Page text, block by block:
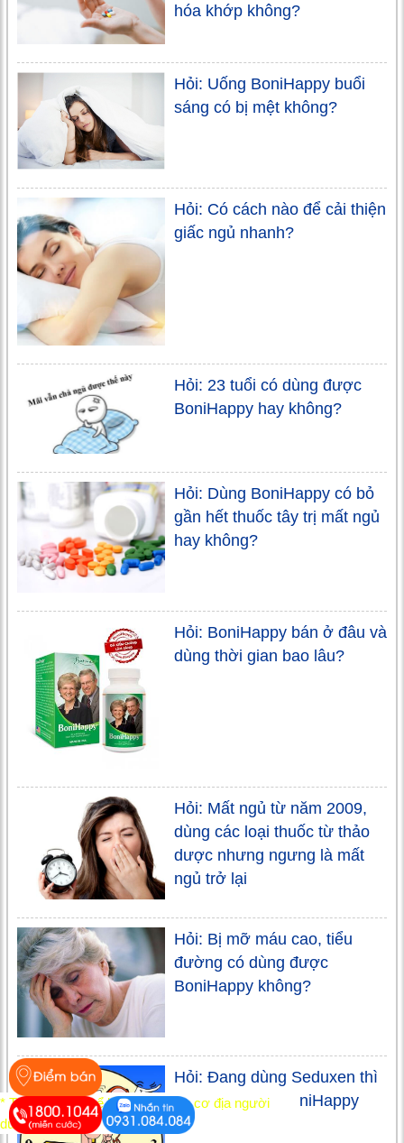
hóa khớp không?
Hỏi: Uống BoniHappy buổi
sáng có bị mệt không?
Hỏi: Có cách nào để cải thiện
giấc ngủ nhanh?
Hỏi: 23 tuổi có dùng được
BoniHappy hay không?
Hỏi: Dùng BoniHappy có bỏ
gần hết thuốc tây trị mất ngủ
hay không?
Hỏi: BoniHappy bán ở đâu và
dùng thời gian bao lâu?
Hỏi: Mất ngủ từ năm 2009,
dùng các loại thuốc từ thảo
dược nhưng ngưng là mất
ngủ trở lại
Hỏi: Bị mỡ máu cao, tiểu
đường có dùng được
BoniHappy không?
Hỏi: Đang dùng Seduxen thì
có dùng được BoniHappy
không?
* Tác dụng có thể khác nhau tùy cơ địa người
dùng